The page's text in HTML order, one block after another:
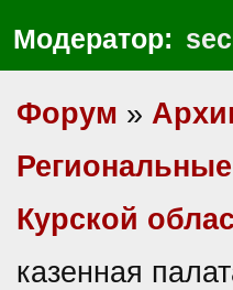
Модератор:
Форум »
Курской
казенная